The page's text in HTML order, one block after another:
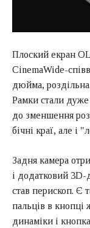
Плоский екран
CinemaWide-
дюйма, роздільна
Рамки стали
до зменшення
бічні краї, але і
Задня камера
і додатковий
став перископ. Є
пальців в кнопці
динаміки і